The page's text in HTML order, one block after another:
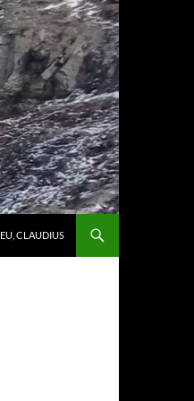
EU, CLAUDIUS